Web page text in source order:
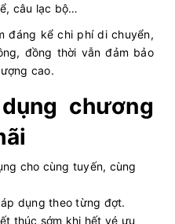
câu lạc bộ…
đáng kể chi phí di chuyển,
đồng thời vẫn đảm bảo
cao.
chương
cho cùng tuyến, cùng
dụng theo từng đợt.
thúc sớm khi hết vé ưu